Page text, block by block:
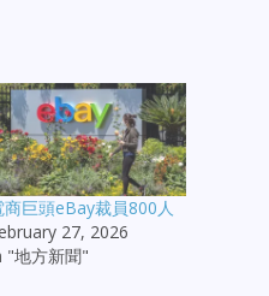
商巨頭eBay裁員800人
27, 2026
"地方新聞"